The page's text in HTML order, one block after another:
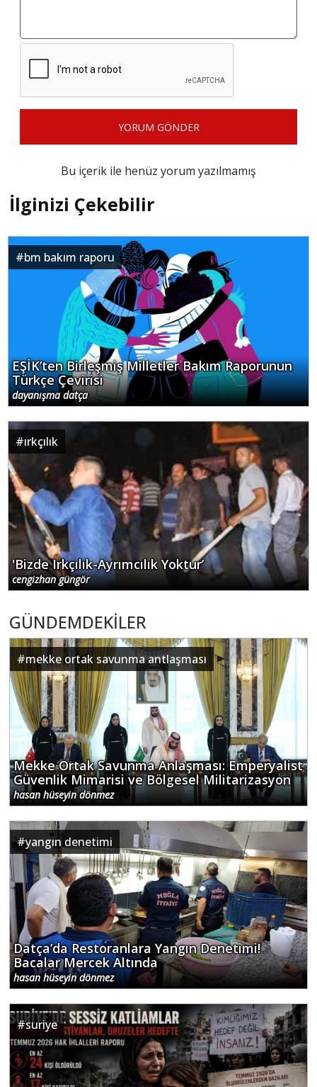
YORUM GÖNDER
Bu içerik ile henüz yorum yazılmamış
İlginizi Çekebilir
#bm bakım raporu
EŞİK’ten Birleşmiş Milletler Bakım Raporunun
Türkçe Çevirisi
dayanışma datça
#ırkçılık
'Bizde Irkçılık-Ayrımcılık Yoktur’
cengizhan güngör
GÜNDEMDEKİLER
#mekke ortak savunma antlaşması
Mekke Ortak Savunma Anlaşması: Emperyalist
Güvenlik Mimarisi ve Bölgesel Militarizasyon
hasan hüseyin dönmez
#yangın denetimi
Datça’da Restoranlara Yangın Denetimi!
Bacalar Mercek Altında
hasan hüseyin dönmez
#suriye